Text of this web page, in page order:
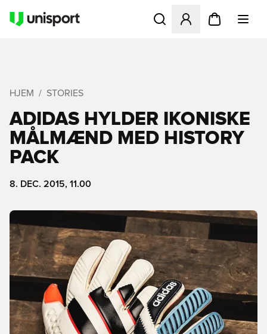
Åbner en Modal til at
HJEM STORIES
ADIDAS HYLDER IKONISKE
MÅLMÆND MED HISTORY
PACK
8. DEC. 2015, 11.00